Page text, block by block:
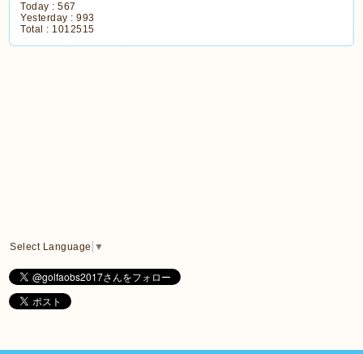
Today :567
Yesterday :993
Total : 1012515
Select Language ▼